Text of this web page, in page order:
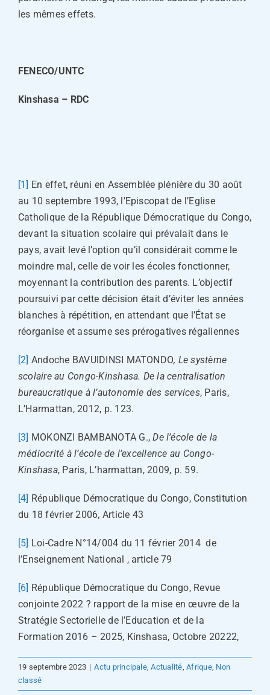
les mêmes effets.
FENECO/UNTC
Kinshasa – RDC
[1] En effet, réuni en Assemblée plénière du 30 août
au 10 septembre 1993, l’Episcopat de l’Eglise
Catholique de la République Démocratique du Congo,
devant la situation scolaire qui prévalait dans le
pays, avait levé l’option qu’il considérait comme le
moindre mal, celle de voir les écoles fonctionner,
moyennant la contribution des parents. L’objectif
poursuivi par cette décision était d’éviter les années
blanches à répétition, en attendant que l’État se
réorganise et assume ses prérogatives régaliennes
[2] Andoche BAVUIDINSI MATONDO, Le système
scolaire au Congo-Kinshasa. De la centralisation
bureaucratique à l’autonomie des services, Paris,
L’Harmattan, 2012, p. 123.
[3] MOKONZI BAMBANOTA G.,De l’école de la
médiocrité à l’école de l’excellence au Congo-
Kinshasa, Paris, L’harmattan, 2009, p. 59.
[4] République Démocratique du Congo, Constitution
du 18 février 2006, Article 43
[5] Loi-Cadre N°14/004 du 11 février 2014 de
l’Enseignement National , article 79
[6] République Démocratique du Congo, Revue
conjointe 2022 ? rapport de la mise en œuvre de la
Stratégie Sectorielle de l’Education et de la
Formation 2016 – 2025, Kinshasa, Octobre 20222,
19 septembre 2023 | Actu principale,Actualité ,Afrique, Non
classé